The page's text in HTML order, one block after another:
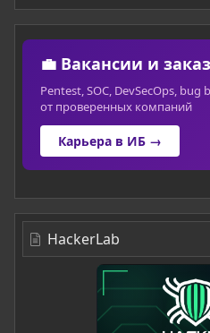
💼 Вакансии и
Pentest, SOC, DevSecOps,
от проверенных компаний
Карьера в ИБ →
HackerLab